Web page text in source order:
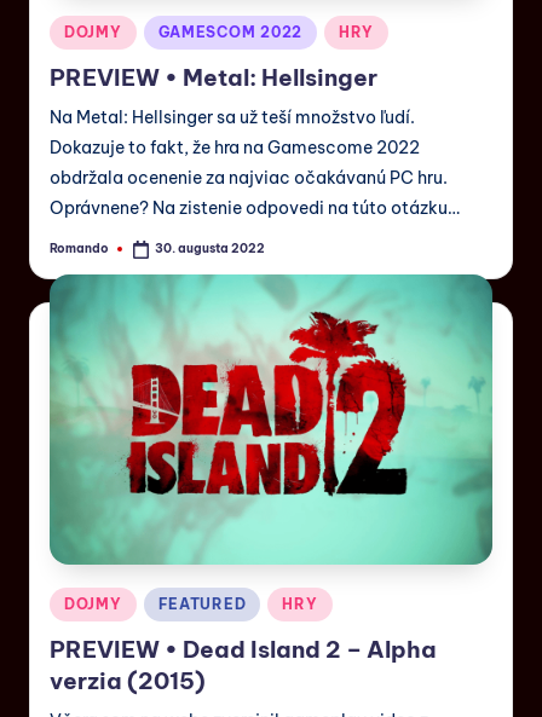
DOJMY GAMESCOM 2022 HRY
PREVIEW • Metal: Hellsinger
Na Metal: Hellsinger sa už teší množstvo ľudí.
Dokazuje to fakt, že hra na Gamescome 2022
obdržala ocenenie za najviac očakávanú PC hru.
Oprávnene? Na zistenie odpovedi na túto otázku…
Romando 30. augusta 2022
DOJMY FEATURED HRY
PREVIEW • Dead Island 2 – Alpha
verzia (2015)